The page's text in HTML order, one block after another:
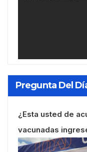
Pregunta Del
¿Esta usted de
vacunadas